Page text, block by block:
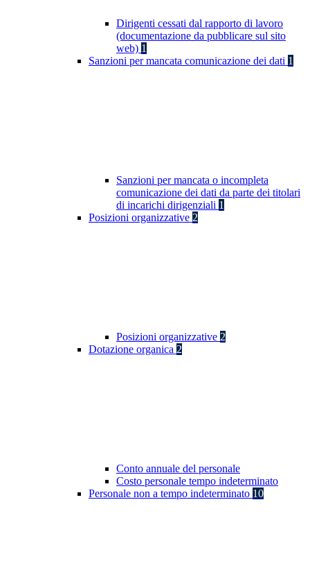
Dirigenti cessati dal rapporto di lavoro
(documentazione da pubblicare sul sito
web) 1
Sanzioni per mancata comunicazione dei dati 1
Sanzioni per mancata o incompleta
comunicazione dei dati da parte dei titolari
di incarichi dirigenziali 1
Posizioni organizzative 2
Posizioni organizzative 2
Dotazione organica 2
Conto annuale del personale
Costo personale tempo indeterminato
Personale non a tempo indeterminato 10